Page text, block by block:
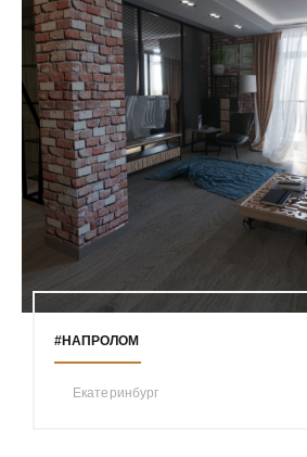
#НАПРОЛОМ
Екатеринбург